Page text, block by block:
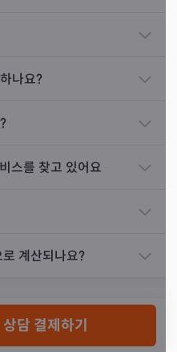
않으셨습니다. 그 한 명이
없이는 손님을 못 받을
상담 사례
오셨습니다. 어렸을 때
분이셨어요.
금은 해방된 상황이었
요. 손님께서는 서양화
조금은 믿지 못하는 눈
나요?
스를 찾고 있어요
로 계산되나요?
상담 결제하기